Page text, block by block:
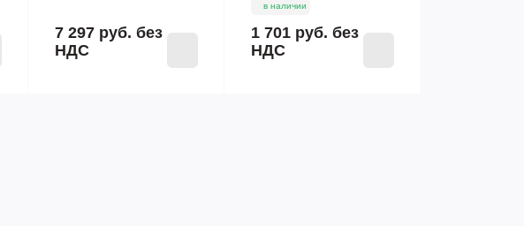
7 297 руб. без
НДС
в наличии
1 701 руб. без
НДС